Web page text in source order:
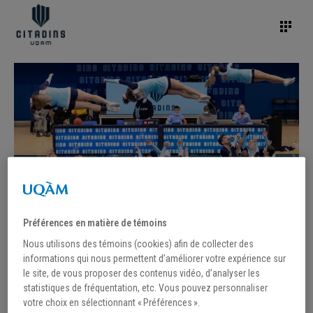
Préférences en matière de témoins
Nous utilisons des témoins (cookies) afin de collecter des
informations qui nous permettent d’améliorer votre expérience sur
le site, de vous proposer des contenus vidéo, d’analyser les
statistiques de fréquentation, etc. Vous pouvez personnaliser
votre choix en sélectionnant « Préférences ».